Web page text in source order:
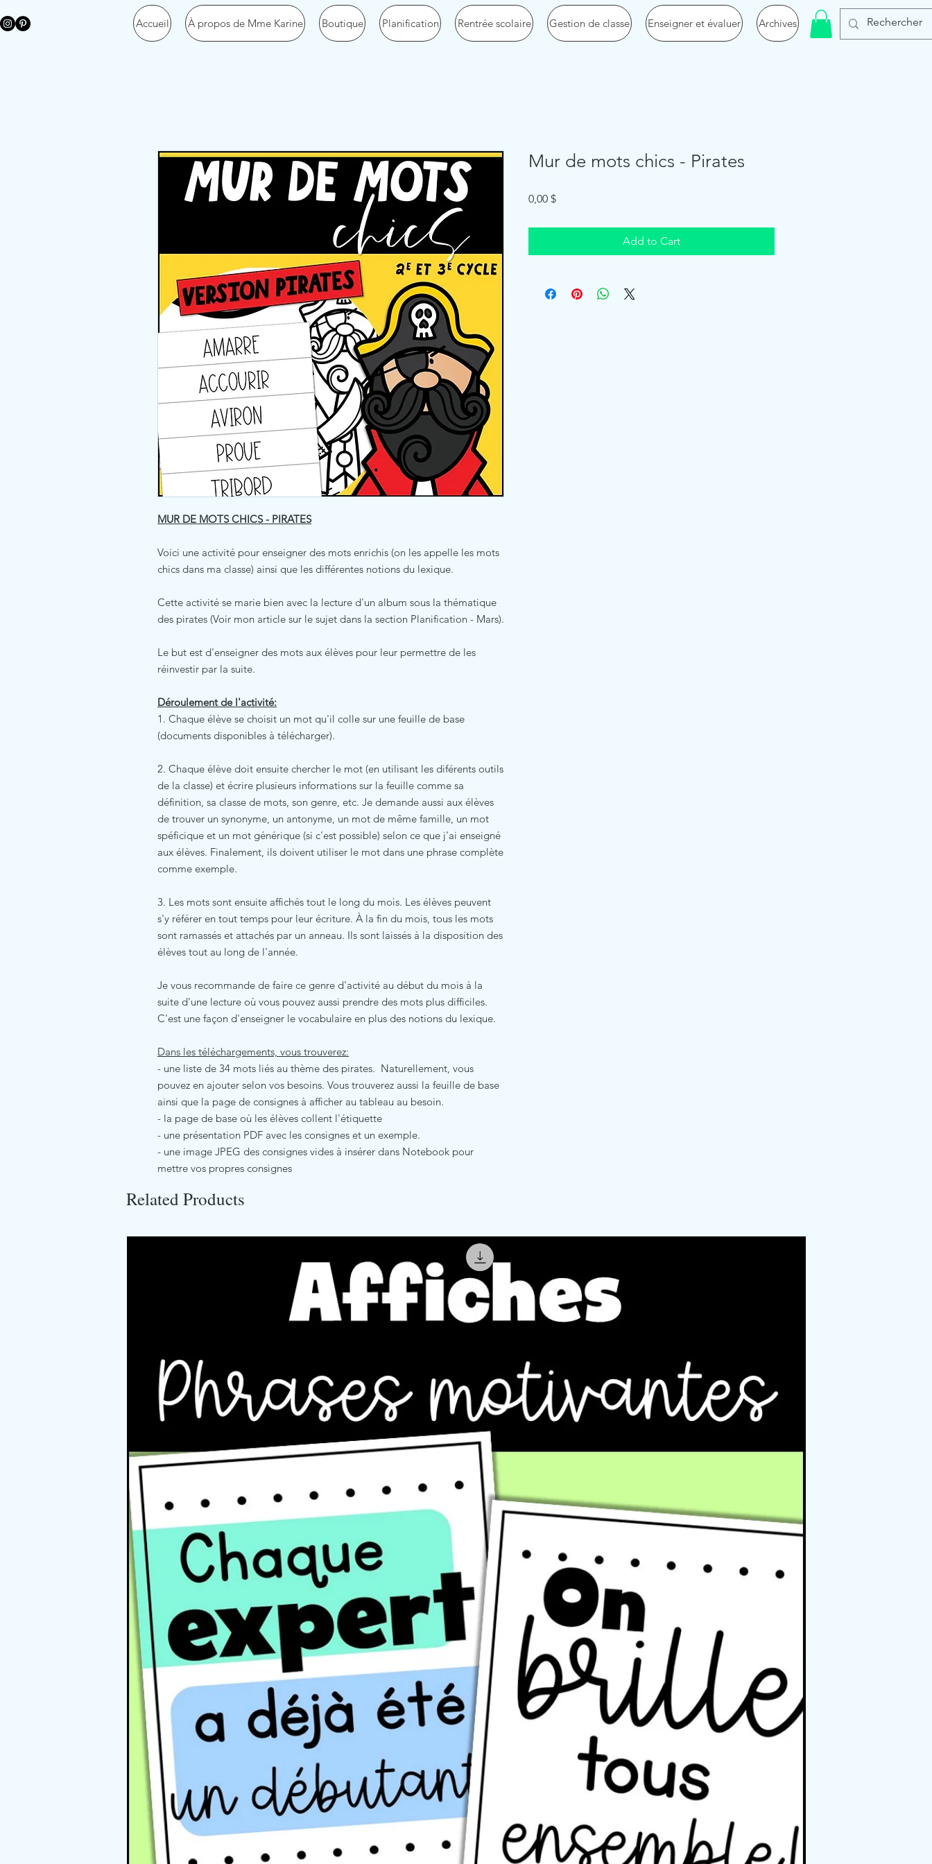
Accueil À propos de Mme Karine Boutique Planification Rentrée scolaire Gestion de classe Enseigner et évaluer Archives
MUR DE MOTS CHICS - PIRATES
Voici une activité pour enseigner des mots enrichis (on les appelle les mots
chics dans ma classe) ainsi que les différentes notions du lexique.
Cette activité se marie bien avec la lecture d'un album sous la thématique
des pirates (Voir mon article sur le sujet dans la section Planification - Mars).
Le but est d'enseigner des mots aux élèves pour leur permettre de les
réinvestir par la suite.
Déroulement de l'activité:
1. Chaque élève se choisit un mot qu'il colle sur une feuille de base
(documents disponibles à télécharger).
2. Chaque élève doit ensuite chercher le mot (en utilisant les diférents outils
de la classe) et écrire plusieurs informations sur la feuille comme sa
définition, sa classe de mots, son genre, etc. Je demande aussi aux élèves
de trouver un synonyme, un antonyme, un mot de même famille, un mot
spéficique et un mot générique (si c'est possible) selon ce que j'ai enseigné
aux élèves. Finalement, ils doivent utiliser le mot dans une phrase complète
comme exemple.
3. Les mots sont ensuite affichés tout le long du mois. Les élèves peuvent
s'y référer en tout temps pour leur écriture. À la fin du mois, tous les mots
sont ramassés et attachés par un anneau. Ils sont laissés à la disposition des
élèves tout au long de l'année.
Je vous recommande de faire ce genre d'activité au début du mois à la
suite d'une lecture où vous pouvez aussi prendre des mots plus difficiles.
C'est une façon d'enseigner le vocabulaire en plus des notions du lexique.
Dans les téléchargements, vous trouverez:
- une liste de 34 mots liés au thème des pirates. Naturellement, vous
pouvez en ajouter selon vos besoins. Vous trouverez aussi la feuille de base
ainsi que la page de consignes à afficher au tableau au besoin.
- la page de base où les élèves collent l'étiquette
- une présentation PDF avec les consignes et un exemple.
- une image JPEG des consignes vides à insérer dans Notebook pour
mettre vos propres consignes
Mur de mots chics - Pirates
0,00 $Price
Add to Cart
Related Products